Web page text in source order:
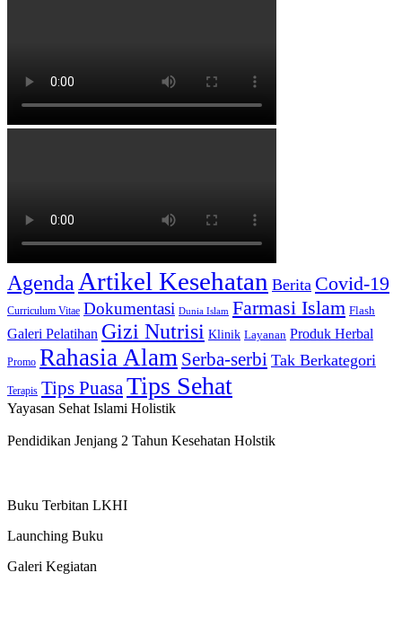
Agenda Artikel Kesehatan Berita Covid-19
Curriculum Vitae Dokumentasi Dunia Islam Farmasi Islam Flash
Galeri Pelatihan Gizi Nutrisi Klinik Layanan Produk Herbal
Promo Rahasia Alam Serba-serbi Tak Berkategori
Terapis Tips PuasaTips Sehat
Yayasan Sehat Islami Holistik
Pendidikan Jenjang 2 Tahun Kesehatan Holstik
Buku Terbitan LKHI
Launching Buku
Galeri Kegiatan